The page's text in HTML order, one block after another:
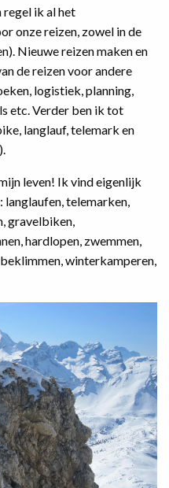
regel ik al het
onze reizen, zowel in de
Nieuwe reizen maken en
de reizen voor andere
logistiek, planning,
etc. Verder ben ik tot
langlauf, telemark en
leven! Ik vind eigenlijk
telemarken,
gravelbiken,
hardlopen, zwemmen,
winterkamperen,